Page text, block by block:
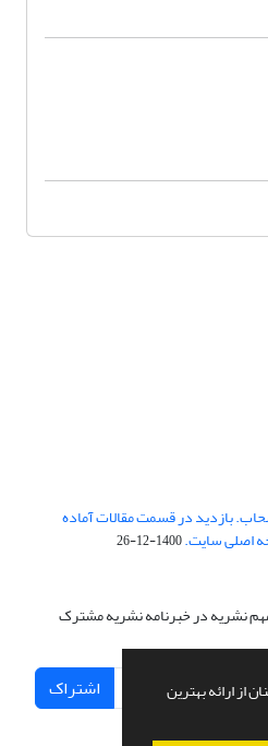
از ارائه بهترین
بازدید در قسمت مقالات آماده
1400-12-26
مهم نشریه در خبرنامه نشریه مشترک
اشتراک